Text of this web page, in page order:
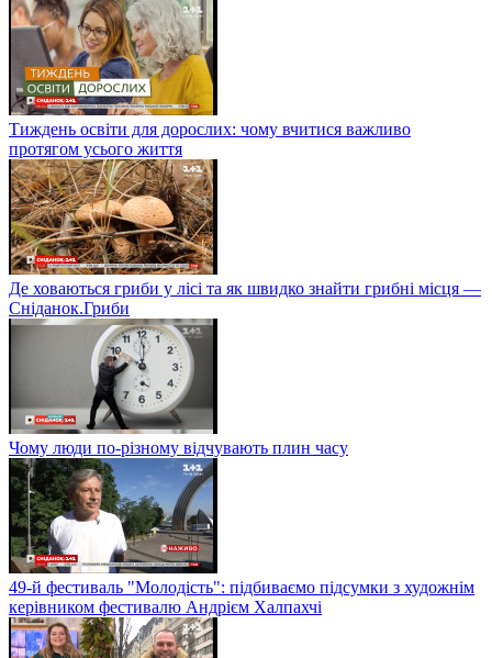
Тиждень освіти для дорослих: чому вчитися важливо
протягом усього життя
Де ховаються гриби у лісі та як швидко знайти грибні місця —
Сніданок.Гриби
Чому люди по-різному відчувають плин часу
49-й фестиваль "Молодість": підбиваємо підсумки з художнім
керівником фестивалю Андрієм Халпахчі